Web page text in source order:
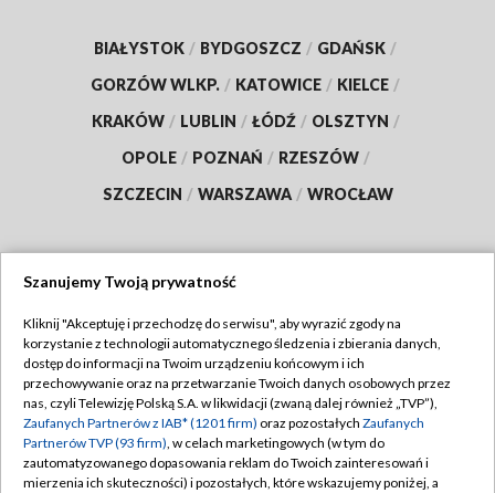
BIAŁYSTOK / BYDGOSZCZ / GDAŃSK /
GORZÓW WLKP. / KATOWICE / KIELCE /
KRAKÓW / LUBLIN / ŁÓDŹ / OLSZTYN /
OPOLE / POZNAŃ / RZESZÓW /
SZCZECIN / WARSZAWA / WROCŁAW
TVP
Abonament TVP
Emisja w TVP
Centrum informacji TVP
Regulamin TVP
Polityka prywatności
Moje zgody
Szanujemy Twoją prywatność
Kliknij "Akceptuję i przechodzę do serwisu", aby wyrazić zgody na
korzystanie z technologii automatycznego śledzenia i zbierania danych,
dostęp do informacji na Twoim urządzeniu końcowym i ich
przechowywanie oraz na przetwarzanie Twoich danych osobowych przez
nas, czyli Telewizję Polską S.A. w likwidacji (zwaną dalej również „TVP”),
Zaufanych Partnerów z IAB* (1201 firm) oraz pozostałych Zaufanych
Partnerów TVP (93 firm), w celach marketingowych (w tym do
zautomatyzowanego dopasowania reklam do Twoich zainteresowań i
mierzenia ich skuteczności) i pozostałych, które wskazujemy poniżej, a